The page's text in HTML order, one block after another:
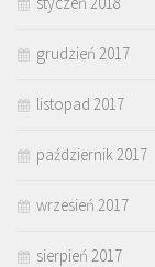
grudzień 2017
listopad 2017
październik 2017
wrzesień 2017
sierpień 2017